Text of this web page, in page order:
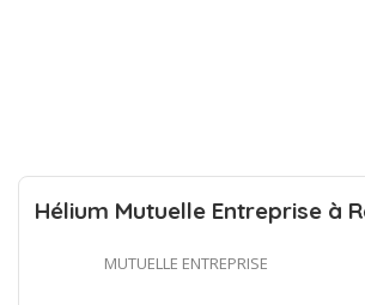
Hélium Mutuelle Entreprise à
MUTUELLE ENTREPRISE